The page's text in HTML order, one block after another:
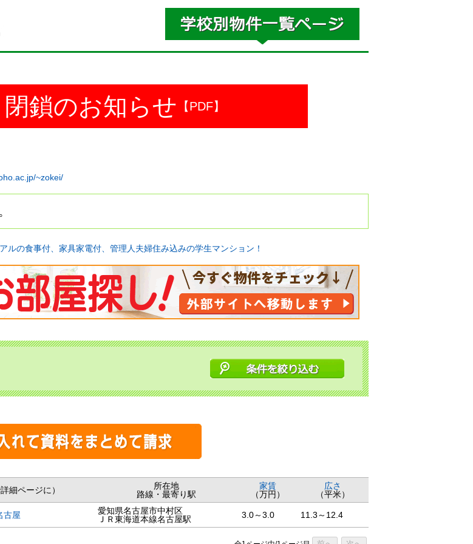
閉鎖のお知らせ 【PDF】
~zokei/
の食事付、家具家電付、管理人夫婦住み込みの学生マンション！
細ページに）
所在地
路線・最寄り駅
家賃
（万円）
広さ
（平米）
古屋
愛知県名古屋市中村区
ＪＲ東海道本線名古屋駅
3.0～3.0 11.3～12.4